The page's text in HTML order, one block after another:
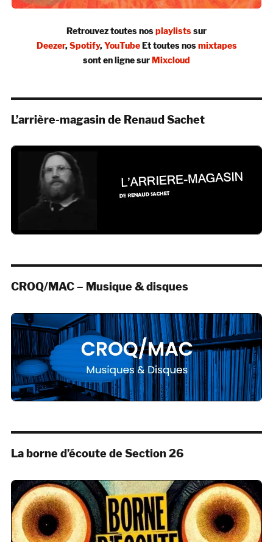
Retrouvez toutes nosplaylistssur
Deezer,Spotify,YouTubeEt toutes nosmixtapes
sont en ligne surMixcloud
L’arrière-magasin de Renaud Sachet
CROQ/MAC – Musique & disques
La borne d’écoute de Section 26